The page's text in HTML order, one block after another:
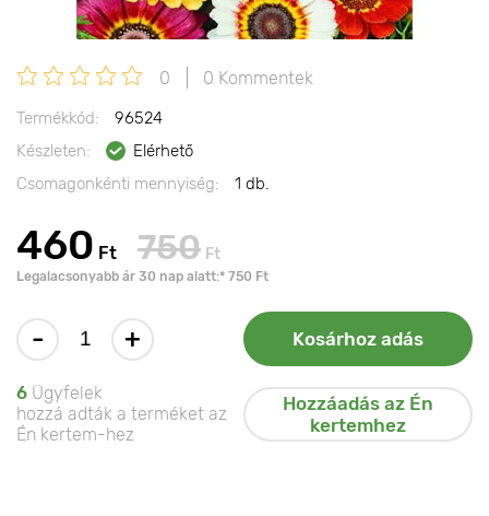
0 0 Kommentek
Termékkód:
96524
Készleten:
Elérhető
Csomagonkénti mennyiség:
1 db.
460 Ft 750 Ft
Legalacsonyabb ár 30 nap alatt:* 750 Ft
- + Kosárhoz adás
6 Ügyfelek
hozzá adták a terméket az
Én kertem-hez
Hozzáadás az Én
kertemhez